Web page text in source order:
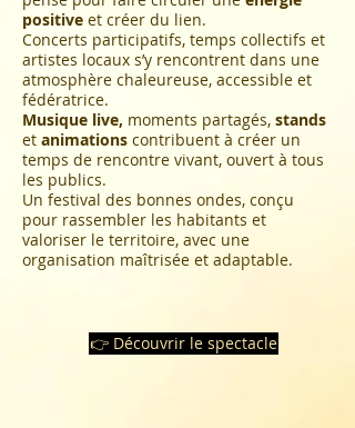
positive et créer du lien.
Concerts participatifs, temps collectifs et
artistes locaux s’y rencontrent dans une
atmosphère chaleureuse, accessible et
fédératrice.
Musique live, moments partagés, stands
et animations contribuent à créer un
temps de rencontre vivant, ouvert à tous
les publics.
Un festival des bonnes ondes, conçu
pour rassembler les habitants et
valoriser le territoire, avec une
organisation maîtrisée et adaptable.
👉 Découvrir le spectacle